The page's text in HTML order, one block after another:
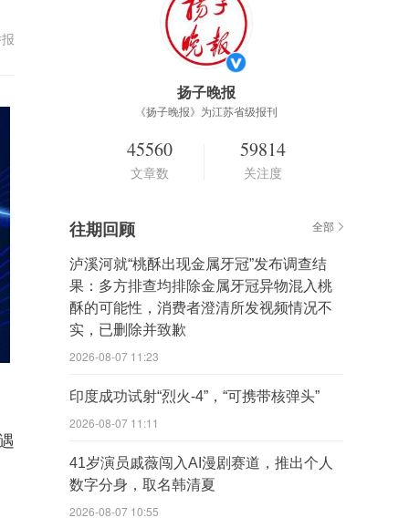
扬子晚报
《扬子晚报》为江苏省级报刊
45560
文章数
59814
关注度
往期回顾 全部
泸溪河就“桃酥出现金属牙冠”发布调查结
果：多方排查均排除金属牙冠异物混入桃
酥的可能性，消费者澄清所发视频情况不
实，已删除并致歉
2026-08-07 11:23
印度成功试射“烈火-4”，“可携带核弹头”
2026-08-07 11:11
41岁演员戚薇闯入AI漫剧赛道，推出个人
数字分身，取名韩清夏
2026-08-07 10:55